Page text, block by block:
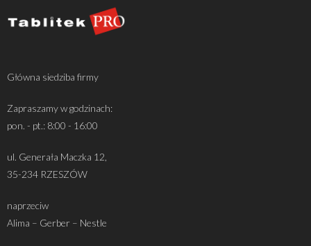
Główna siedziba firmy
Zapraszamy w godzinach:
pon. - pt.: 8:00 - 16:00
ul. Generała Maczka 12,
35-234 RZESZÓW
naprzeciw
Alima – Gerber – Nestle